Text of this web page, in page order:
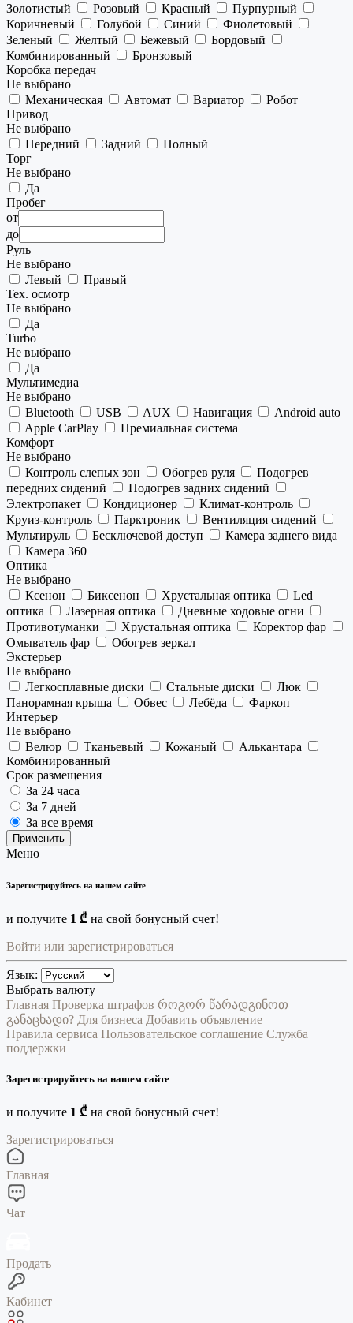
Золотистый
Розовый Красный
Пурпурный
Коричневый
Голубой Синий
Фиолетовый
Зеленый
Желтый Бежевый
Бордовый
Комбинированный
Бронзовый
Коробка передач
Не выбрано
Механическая
Автомат Вариатор
Робот
Привод
Не выбрано
Передний
Задний
Полный
Торг
Не выбрано
Да
Пробег
от
до
Руль
Не выбрано
Левый
Правый
Тех. осмотр
Не выбрано
Да
Turbo
Не выбрано
Да
Мультимедиа
Не выбрано
Bluetooth
USB AUX Навигация
Android auto
Apple CarPlay
Премиальная система
Комфорт
Не выбрано
Контроль слепых зон
Обогрев руля
Подогрев
передних сидений
Подогрев задних сидений
Электропакет
Кондиционер
Климат-контроль
Круиз-контроль
Парктроник
Вентиляция сидений
Мультируль
Бесключевой доступ
Камера заднего вида
Камера 360
Оптика
Не выбрано
Ксенон
Биксенон Хрустальная оптика
Led
оптика
Лазерная оптика
Дневные ходовые огни
Противотуманки
Хрустальная оптика
Коректор фар
Омыватель фар
Обогрев зеркал
Экстерьер
Не выбрано
Легкосплавные диски
Стальные диски
Люк
Панорамная крыша
Обвес Лебёда
Фаркоп
Интерьер
Не выбрано
Велюр
Тканьевый Кожаный
Алькантара
Комбинированный
Срок размещения
За 24 часа
За 7 дней
За все время
Применить
Меню
Зарегистрируйтесь на нашем сайте
и получите 1 ₾ на свой бонусный счет!
Войти или зарегистрироваться
Язык:
Выбрать валюту
Главная Проверка штрафов როგორ წარადგინოთ
განაცხადი? Для бизнеса Добавить объявление
Правила сервиса Пользовательское соглашение Служба
поддержки
Зарегистрируйтесь на нашем сайте
и получите 1 ₾ на свой бонусный счет!
Зарегистрироваться
Главная
Чат
Продать
Кабинет